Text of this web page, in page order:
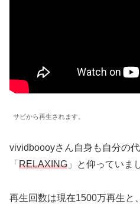
サビから再生されます。
vividboooyさん自身も自分の
「 RELAXING 」と仰っていま
再生回数は現在1500万再生と